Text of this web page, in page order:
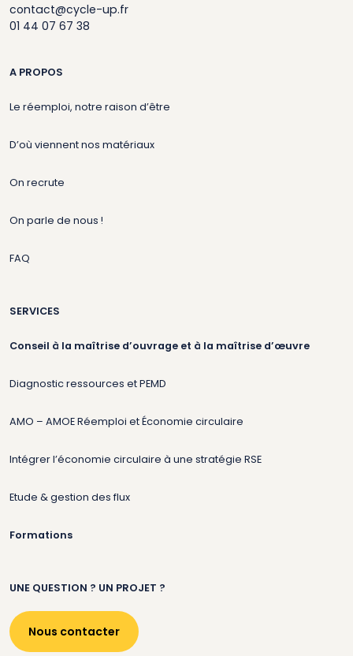
contact@cycle-up.fr
01 44 07 67 38
A PROPOS
Le réemploi, notre raison d’être
D’où viennent nos matériaux
On recrute
On parle de nous !
FAQ
SERVICES
Conseil à la maîtrise d’ouvrage et à la maîtrise d’œuvre
Diagnostic ressources et PEMD
AMO – AMOE Réemploi et Économie circulaire
Intégrer l’économie circulaire à une stratégie RSE
Etude & gestion des flux
Formations
UNE QUESTION ? UN PROJET ?
Nous contacter